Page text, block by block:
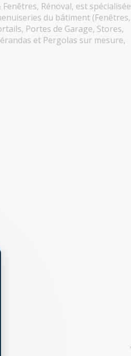
Rénoval, est spécialisée
du bâtiment (Fenêtres,
Portes de Garage, Stores,
et Pergolas sur mesure,